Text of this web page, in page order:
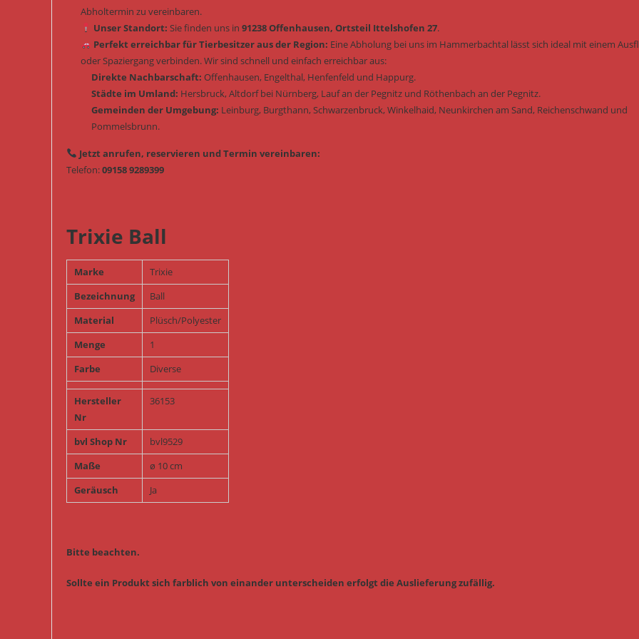
Abholtermin zu vereinbaren.
Unser Standort: Sie finden uns in 91238 Offenhausen, Ortsteil Ittelshofen 27.
Perfekt erreichbar für Tierbesitzer aus der Region: Eine Abholung bei uns im Hammerbachtal lässt sich ideal mit einem
oder Spaziergang verbinden. Wir sind schnell und einfach erreichbar aus:
Direkte Nachbarschaft: Offenhausen, Engelthal, Henfenfeld und Happurg.
Städte im Umland: Hersbruck, Altdorf bei Nürnberg, Lauf an der Pegnitz und Röthenbach an der Pegnitz.
Gemeinden der Umgebung: Leinburg, Burgthann, Schwarzenbruck, Winkelhaid, Neunkirchen am Sand, Reichenschwand und
Pommelsbrunn.
Jetzt anrufen, reservieren und Termin vereinbaren:
Telefon:09158 9289399
Trixie Ball
Marke
Trixie
Bezeichnung
Ball
Material
Plüsch/Polyester
Menge
1
Farbe
Diverse
Hersteller
Nr
36153
bvl Shop Nr
bvl9529
Maße
ø 10 cm
Geräusch
Ja
Bitte beachten.
Sollte ein Produkt sich farblich von einander unterscheiden erfolgt die Auslieferung zufällig.